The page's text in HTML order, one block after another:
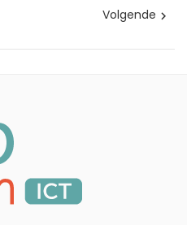
Volgende 